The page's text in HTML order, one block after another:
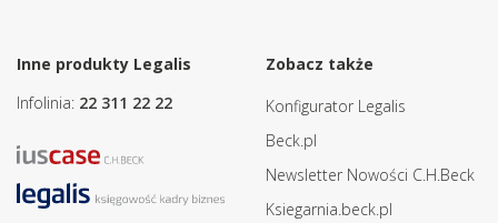
Inne produkty Legalis
Infolinia: 22 311 22 22
Zobacz także
Konfigurator Legalis
Beck.pl
Newsletter Nowości C.H.Beck
Ksiegarnia.beck.pl